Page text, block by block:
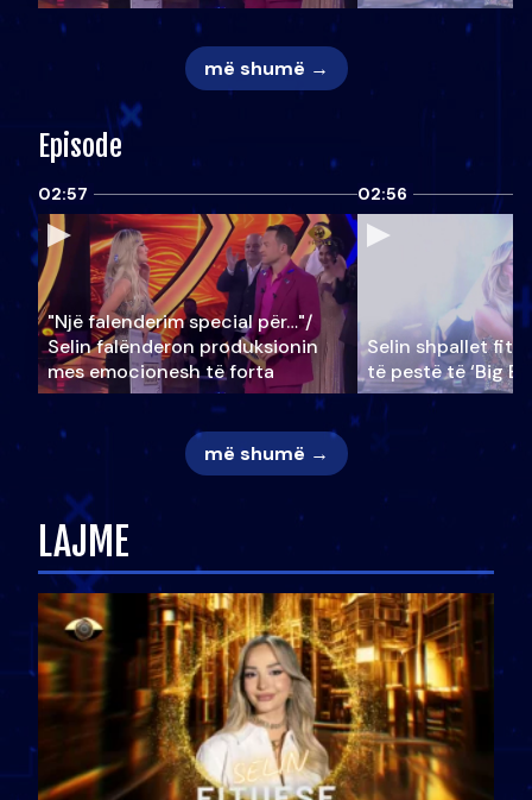
më shumë →
Episode
02:57
"Një falenderim special për…"/
Selin falënderon produksionin
mes emocionesh të forta
02:56
Selin shpallet
të pestë të ‘Big
më shumë →
LAJME